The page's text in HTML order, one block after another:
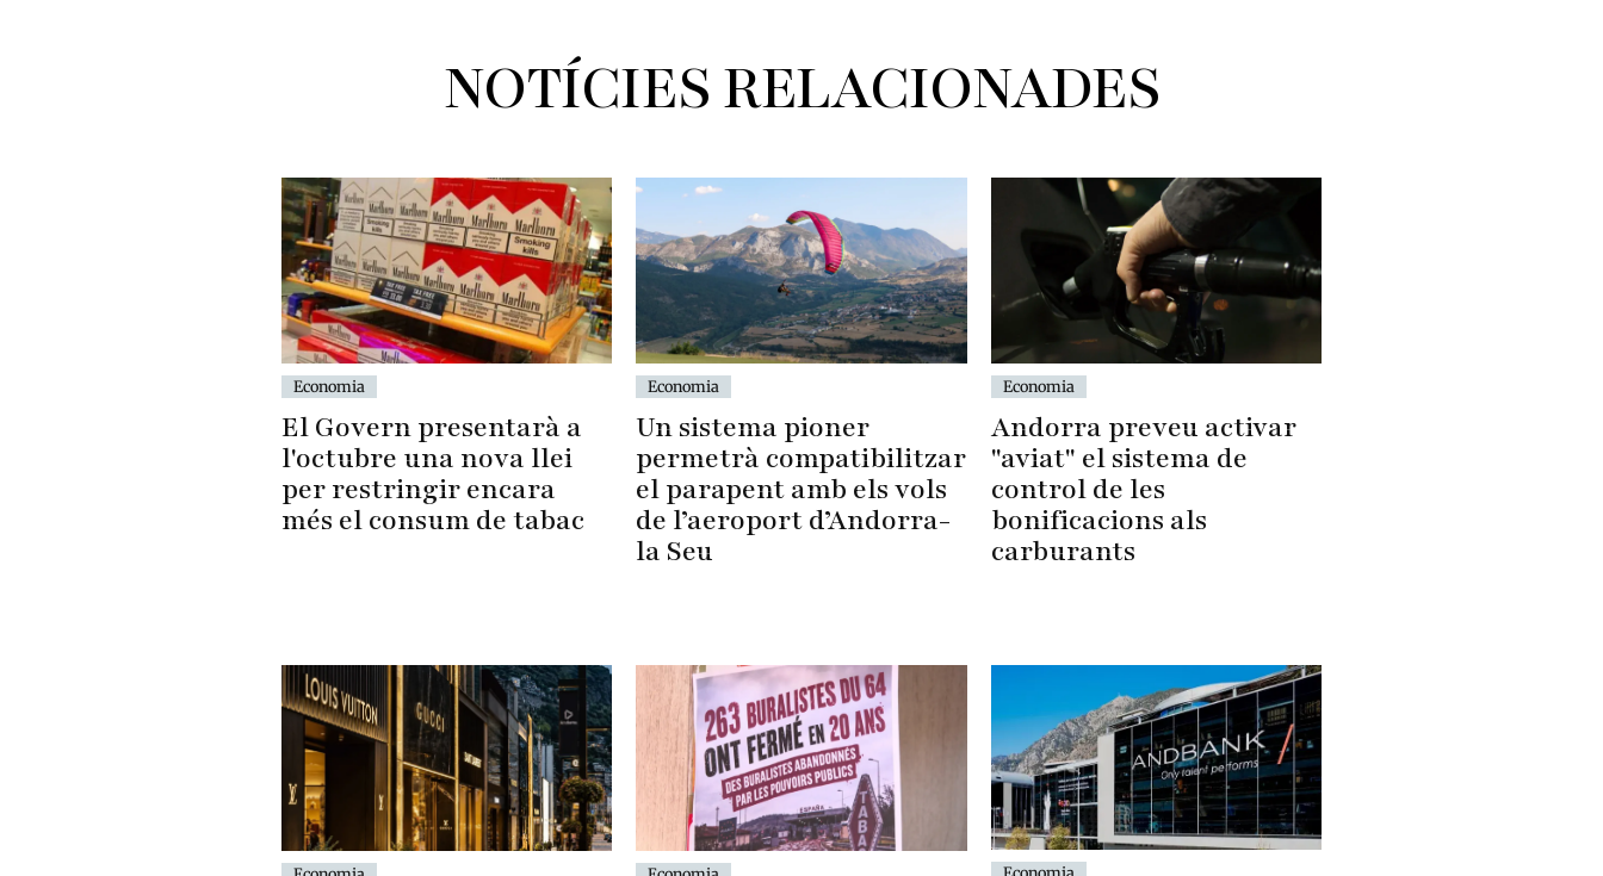
NOTÍCIES RELACIONADES
Economia
El Govern presentarà a
l'octubre una nova llei
per restringir encara
més el consum de tabac
Economia
Un sistema pioner
permetrà compatibilitzar
el parapent amb els vols
de l’aeroport d’Andorra-
la Seu
Economia
Andorra preveu activar
"aviat" el sistema de
control de les
bonificacions als
carburants